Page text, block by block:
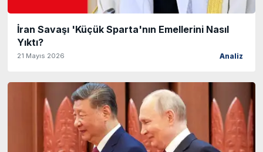
İran Savaşı 'Küçük Sparta'nın Emellerini Nasıl
Yıktı?
21 Mayıs 2026 Analiz